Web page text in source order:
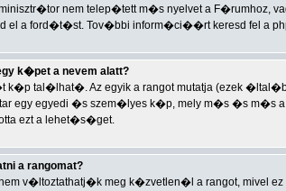
nem telep�tett m�s nyelvet a
el a ford�t�st. Tov�bbi inform�ci��rt keresd fel a
k�pet a nevem alatt?
tal�lhat�. Az egyik a rangot mutatja (ezek
egy egyedi �s szem�lyes k�p, mely m�s �s
ezt a lehet�s�get.
a rangomat?
v�ltoztathatj�k meg k�zvetlen�l a rangot,